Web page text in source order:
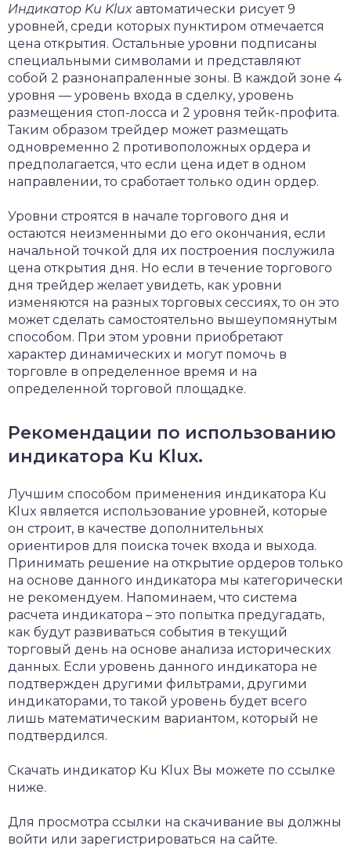
Индикатор Ku Klux автоматически рисует 9
уровней, среди которых пунктиром отмечается
цена открытия. Остальные уровни подписаны
специальными символами и представляют
собой 2 разнонапраленные зоны. В каждой зоне 4
уровня — уровень входа в сделку, уровень
размещения стоп-лосса и 2 уровня тейк-профита.
Таким образом трейдер может размещать
одновременно 2 противоположных ордера и
предполагается, что если цена идет в одном
направлении, то сработает только один ордер.
Уровни строятся в начале торгового дня и
остаются неизменными до его окончания, если
начальной точкой для их построения послужила
цена открытия дня. Но если в течение торгового
дня трейдер желает увидеть, как уровни
изменяются на разных торговых сессиях, то он это
может сделать самостоятельно вышеупомянутым
способом. При этом уровни приобретают
характер динамических и могут помочь в
торговле в определенное время и на
определенной торговой площадке.
Рекомендации по использованию
индикатора Ku Klux.
Лучшим способом применения индикатора Ku
Klux является использование уровней, которые
он строит, в качестве дополнительных
ориентиров для поиска точек входа и выхода.
Принимать решение на открытие ордеров только
на основе данного индикатора мы категорически
не рекомендуем. Напоминаем, что система
расчета индикатора – это попытка предугадать,
как будут развиваться события в текущий
торговый день на основе анализа исторических
данных. Если уровень данного индикатора не
подтвержден другими фильтрами, другими
индикаторами, то такой уровень будет всего
лишь математическим вариантом, который не
подтвердился.
Скачать индикатор Ku Klux Вы можете по ссылке
ниже.
Для просмотра ссылки на скачивание вы должны
войти или зарегистрироваться на сайте.